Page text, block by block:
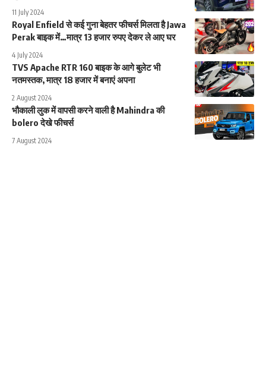
11 July 2024
Royal Enfield से कई गुना बेहतर फीचर्स मिलता है Jawa
Perak बाइक में…मात्र 13 हजार रुपए देकर ले आए घर
4 July 2024
TVS Apache RTR 160 बाइक के आगे बुलेट भी
नतमस्तक, मात्र 18 हजार में बनाएं अपना
2 August 2024
भौकाली लुक में वापसी करने वाली है Mahindra की
bolero देखे फीचर्स
7 August 2024